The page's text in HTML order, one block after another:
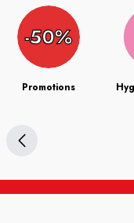
Promotions